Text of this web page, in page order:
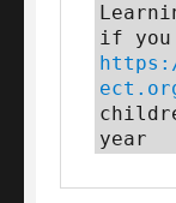
year